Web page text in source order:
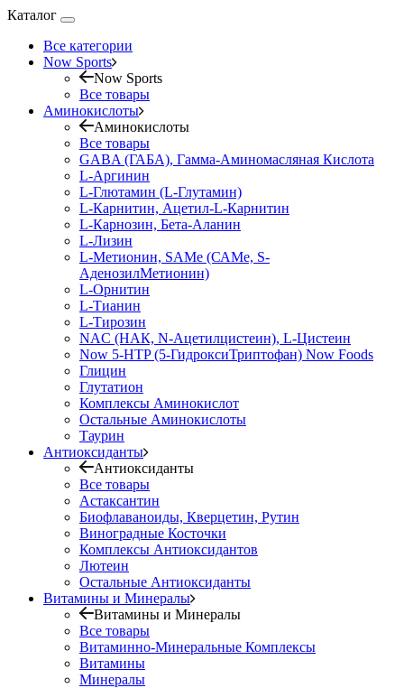
Каталог
Все категории
Now Sports
Now Sports
Все товары
Аминокислоты
Аминокислоты
Все товары
GABA (ГАБА), Гамма-Аминомасляная Кислота
L-Аргинин
L-Глютамин (L-Глутамин)
L-Карнитин, Ацетил-L-Карнитин
L-Карнозин, Бета-Аланин
L-Лизин
L-Метионин, SAMe (САМе, S-
АденозилМетионин)
L-Орнитин
L-Тианин
L-Тирозин
NAC (НАК, N-Ацетилцистеин), L-Цистеин
Now 5-HTP (5-ГидроксиТриптофан) Now Foods
Глицин
Глутатион
Комплексы Аминокислот
Остальные Аминокислоты
Таурин
Антиоксиданты
Антиоксиданты
Все товары
Астаксантин
Биофлаваноиды, Кверцетин, Рутин
Виноградные Косточки
Комплексы Антиоксидантов
Лютеин
Остальные Антиоксиданты
Витамины и Минералы
Витамины и Минералы
Все товары
Витаминно-Минеральные Комплексы
Витамины
Минералы